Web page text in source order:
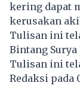
kering dapat
kerusakan
Tulisan ini
Bintang Surya
Tulisan ini
Redaksi pada